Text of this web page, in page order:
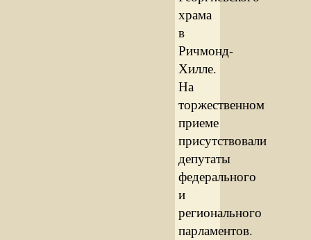
храма
в
Ричмонд-
Хилле.
На
торжественном
приеме
присутствовали
депутаты
федерального
и
регионального
парламентов.